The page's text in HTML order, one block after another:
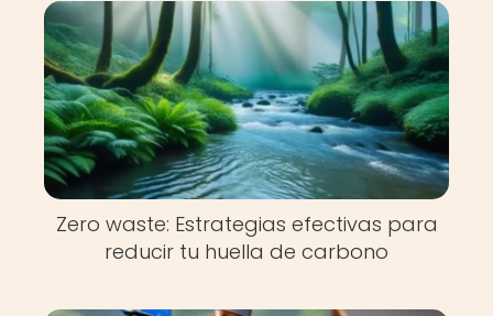
Zero waste: Estrategias efectivas para
reducir tu huella de carbono